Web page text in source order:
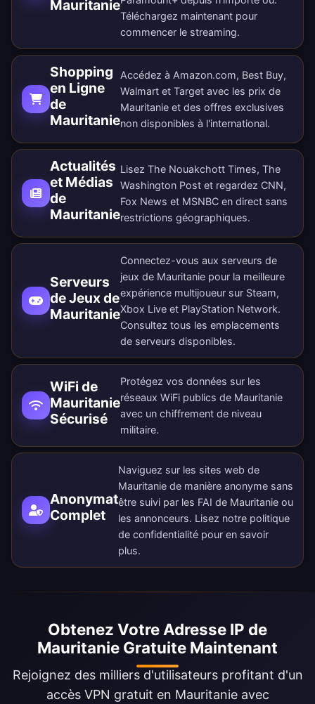
Mauritanie
Téléchargez maintenant pour
commencer le streaming.
Shopping
en Ligne
de
Mauritanie
Accédez à Amazon.com, Best Buy,
Walmart et Target avec les prix de
Mauritanie et des offres exclusives
non disponibles à l'international.
Actualités
et Médias
de
Mauritanie
Lisez The Nouakchott Times, The
Washington Post et regardez CNN,
Fox News et MSNBC en direct sans
restrictions géographiques.
Serveurs
de Jeux de
Mauritanie
Connectez-vous aux serveurs de
jeux de Mauritanie pour la meilleure
expérience multijoueur sur Steam,
Xbox Live et PlayStation Network.
Consultez tous les emplacements
de serveurs disponibles.
WiFi de
Mauritanie
Sécurisé
Protégez vos données sur les
réseaux WiFi publics de Mauritanie
avec un chiffrement de niveau
militaire.
Anonymat
Complet
Naviguez sur les sites web de
Mauritanie de manière anonyme sans
être suivi par les FAI de Mauritanie ou
les annonceurs. Lisez notre politique
de confidentialité pour en savoir
plus.
Obtenez Votre Adresse IP de
Mauritanie Gratuite Maintenant
Rejoignez des milliers d'utilisateurs profitant d'un
accès VPN gratuit en Mauritanie avec